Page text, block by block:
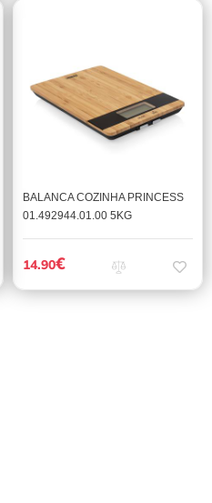
BALANCA COZINHA PRINCESS
01.492944.01.00 5KG
14.90€